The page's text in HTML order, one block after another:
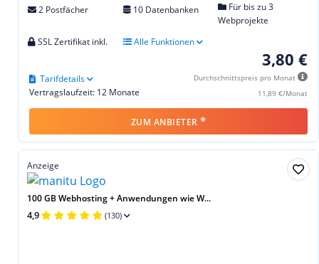
2 Postfächer 10 Datenbanken
Für bis zu 3
Webprojekte
SSL Zertifikat inkl.
Alle Funktionen
3,80 €
Durchschnittspreis pro Monat
11,89 €/Monat
Vertragslaufzeit: 12 Monate
Tarifdetails
ZUM ANBIETER *
Anzeige
100 GB Webhosting + Anwendungen wie W...
4,9 (130)